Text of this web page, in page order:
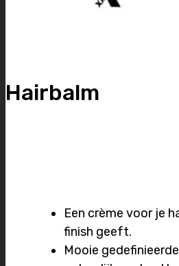
Hairbalm
Een crème voor je
finish geeft.
Mooie